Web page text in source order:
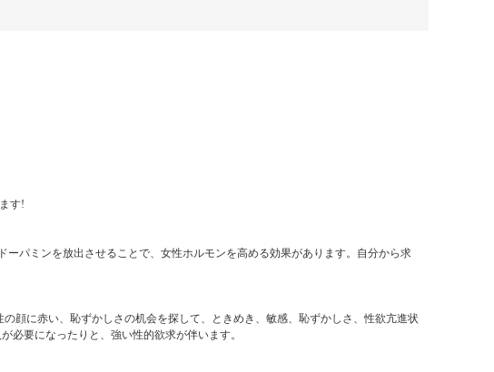
す!
パミンを放出させることで、女性ホルモンを高める効果があります。自分から求
顔に赤い、恥ずかしさの机会を探して、ときめき、敏感、恥ずかしさ、性欲亢進状
必要になったりと、強い性的欲求が伴います。